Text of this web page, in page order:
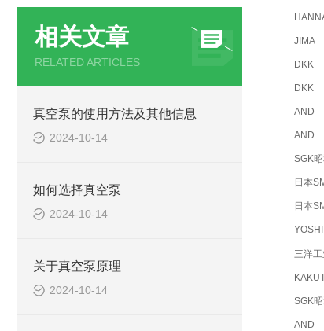
相关文章
RELATED ARTICLES
真空泵的使用方法及其他信息
2024-10-14
如何选择真空泵
2024-10-14
关于真空泵原理
2024-10-14
JIMA
DKK
DKK
AND
AND
SGK
日本
日本
三洋工
SGK
AND